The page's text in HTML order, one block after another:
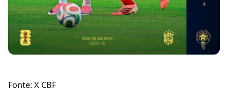
Fonte: X CBF